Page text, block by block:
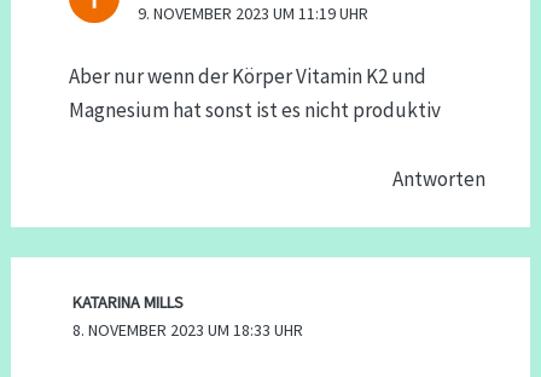
9. NOVEMBER 2023 UM 11:19 UHR
Aber nur wenn der Körper Vitamin K2 und
Magnesium hat sonst ist es nicht produktiv
Antworten
KATARINA MILLS
8. NOVEMBER 2023 UM 18:33 UHR